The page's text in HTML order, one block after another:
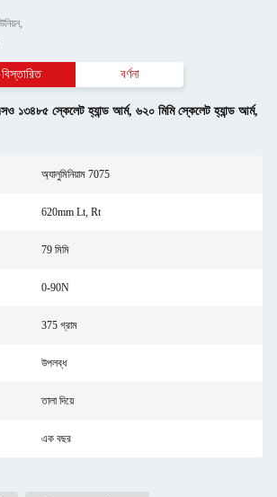
বিস্তারিত বর্ণনা
১৩৪৮৫ স্কেলেট হ্যান্ড আর্ম, ৬২০ মিমি স্কেলেট হ্যান্ড আর্ম,
অ্যালুমিনিয়াম 7075
620mm Lt, Rt
79 মিমি
0-90N
375 গ্রাম
উপলব্ধ
তালা দিয়ে
এক বছর